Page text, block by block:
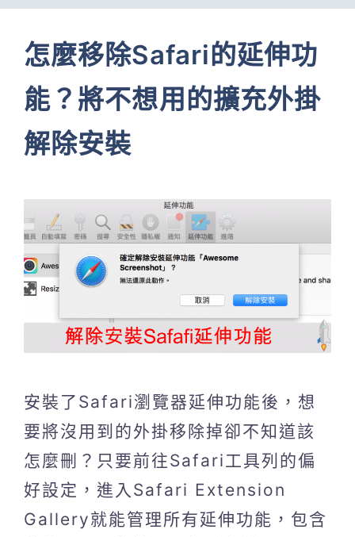
怎麼移除Safari的延伸功
能？將不想用的擴充外掛
解除安裝
安裝了Safari瀏覽器延伸功能後，想
要將沒用到的外掛移除掉卻不知道該
怎麼刪？只要前往Safari工具列的偏
好設定，進入Safari Extension
Gallery就能管理所有延伸功能，包含